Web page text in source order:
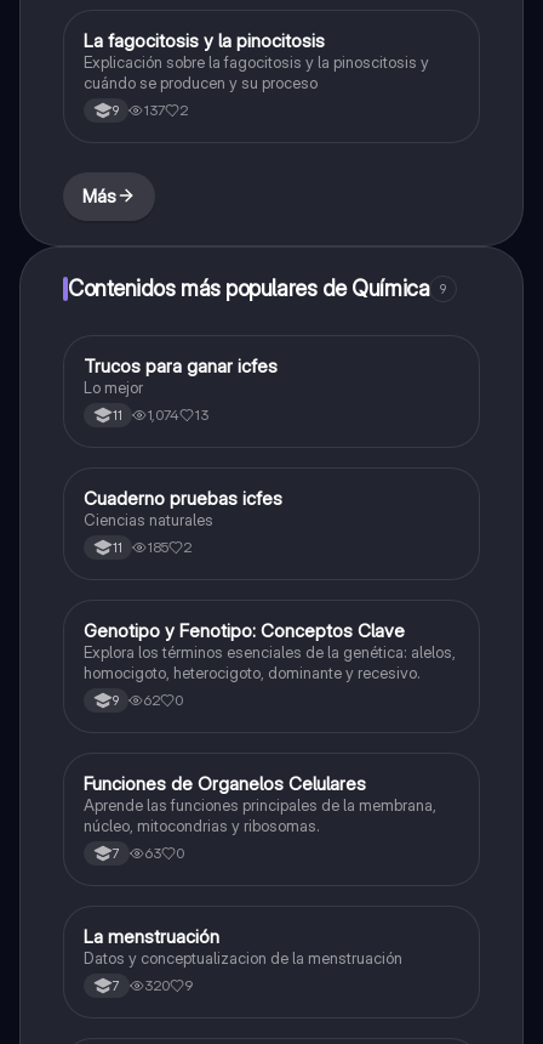
Biologia
La fagocitosis y la pinocitosis
Explicación sobre la fagocitosis y la pinoscitosis y
cuándo se producen y su proceso
9 137 2
Más
Contenidos más populares de Química 9
Química
Trucos para ganar icfes
Lo mejor
11 1,074 13
Biologia
Cuaderno pruebas icfes
Ciencias naturales
11 185 2
GBiologia
Genotipo y Fenotipo: Conceptos Clave
Explora los términos esenciales de la genética: alelos,
homocigoto, heterocigoto, dominante y recesivo.
9 62 0
FBiologia
Funciones de Organelos Celulares
Aprende las funciones principales de la membrana,
núcleo, mitocondrias y ribosomas.
7 63 0
Biologia
La menstruación
Datos y conceptualizacion de la menstruación
7 320 9